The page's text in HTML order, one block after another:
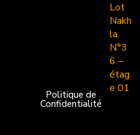
Lot
Nakh
la
N°3
6 –
étag
e 01
Politique de
Confidentialité